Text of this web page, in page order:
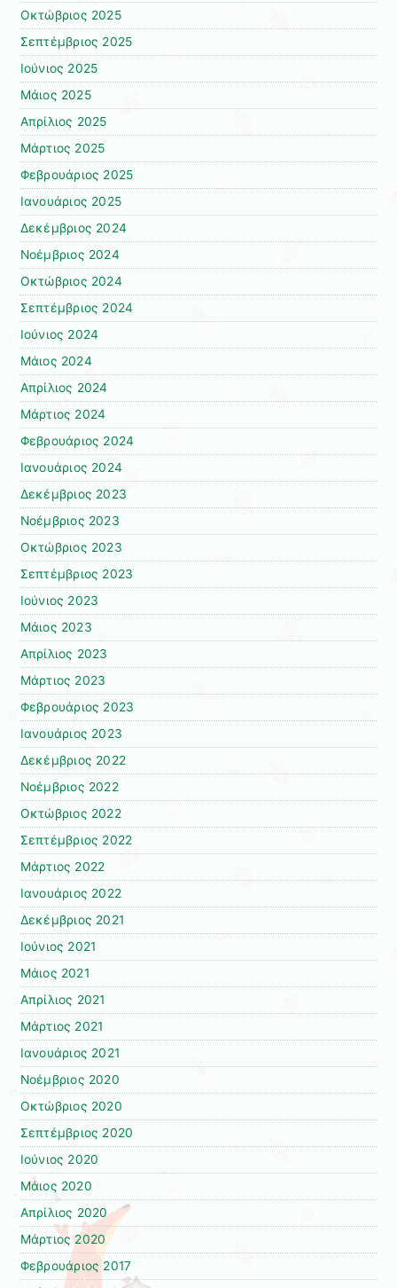
Οκτώβριος 2025
Σεπτέμβριος 2025
Ιούνιος 2025
Μάιος 2025
Απρίλιος 2025
Μάρτιος 2025
Φεβρουάριος 2025
Ιανουάριος 2025
Δεκέμβριος 2024
Νοέμβριος 2024
Οκτώβριος 2024
Σεπτέμβριος 2024
Ιούνιος 2024
Μάιος 2024
Απρίλιος 2024
Μάρτιος 2024
Φεβρουάριος 2024
Ιανουάριος 2024
Δεκέμβριος 2023
Νοέμβριος 2023
Οκτώβριος 2023
Σεπτέμβριος 2023
Ιούνιος 2023
Μάιος 2023
Απρίλιος 2023
Μάρτιος 2023
Φεβρουάριος 2023
Ιανουάριος 2023
Δεκέμβριος 2022
Νοέμβριος 2022
Οκτώβριος 2022
Σεπτέμβριος 2022
Μάρτιος 2022
Ιανουάριος 2022
Δεκέμβριος 2021
Ιούνιος 2021
Μάιος 2021
Απρίλιος 2021
Μάρτιος 2021
Ιανουάριος 2021
Νοέμβριος 2020
Οκτώβριος 2020
Σεπτέμβριος 2020
Ιούνιος 2020
Μάιος 2020
Απρίλιος 2020
Μάρτιος 2020
Φεβρουάριος 2017